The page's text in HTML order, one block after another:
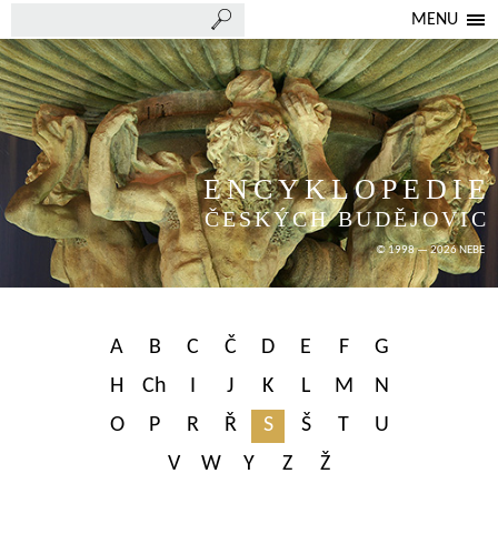
MENU
ENCYKLOPEDIE
ČESKÝCH BUDĚJOVIC
© 1998 — 2026 NEBE
A B C Č D E F
G
H
Ch I J K L M
N
O
P R Ř S Š T
U
V
W Y Z Ž